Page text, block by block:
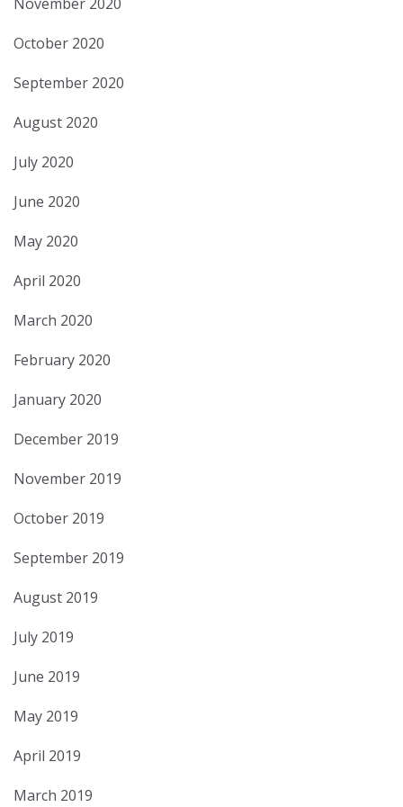
October 2020
September 2020
August 2020
July 2020
June 2020
May 2020
April 2020
March 2020
February 2020
January 2020
December 2019
November 2019
October 2019
September 2019
August 2019
July 2019
June 2019
May 2019
April 2019
March 2019